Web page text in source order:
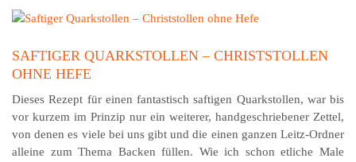
SAFTIGER QUARKSTOLLEN – CHRISTSTOLLEN
OHNE HEFE
Dieses Rezept für einen fantastisch saftigen Quarkstollen, war bis
vor kurzem im Prinzip nur ein weiterer, handgeschriebener Zettel,
von denen es viele bei uns gibt und die einen ganzen Leitz-Ordner
alleine zum Thema Backen füllen. Wie ich schon etliche Male